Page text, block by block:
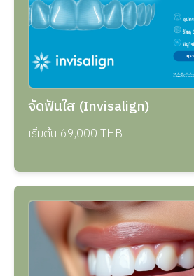
จัดฟันใส (Invisalign)
เริ่มต้น 69,000 THB